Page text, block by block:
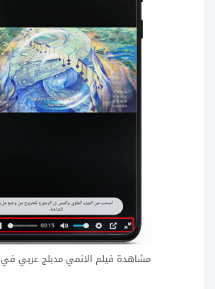
مشاهدة فيلم الانمي مدبلج عربي في witanime